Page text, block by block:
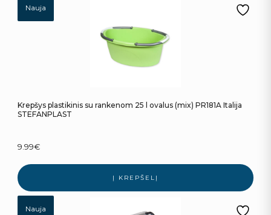
Nauja
Krepšys plastikinis su rankenom 25 l ovalus (mix) PR181A Italija
STEFANPLAST
9.99€
Į KREPŠELĮ
Nauja